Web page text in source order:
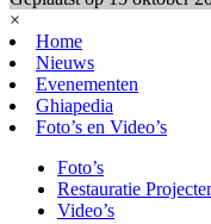
×
Home
Nieuws
Evenementen
Ghiapedia
Foto’s en Video’s
Foto’s
Restauratie
Video’s